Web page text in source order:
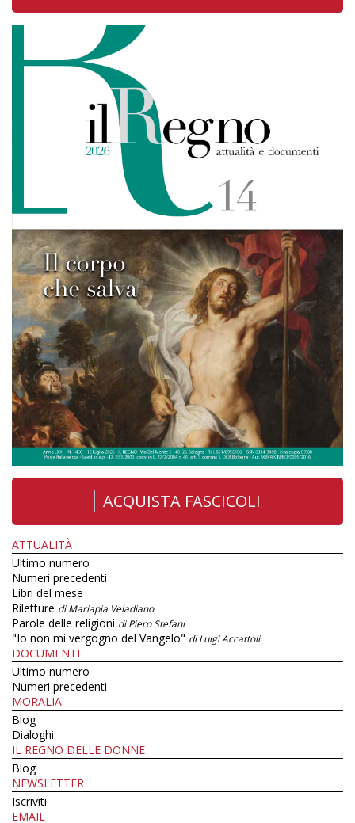
ACQUISTA FASCICOLI
ATTUALITÀ
Ultimo numero
Numeri precedenti
Libri del mese
Riletture di Mariapia Veladiano
Parole delle religioni di Piero Stefani
"Io non mi vergogno del Vangelo" di Luigi Accattoli
DOCUMENTI
Ultimo numero
Numeri precedenti
MORALIA
Blog
Dialoghi
IL REGNO DELLE DONNE
Blog
NEWSLETTER
Iscriviti
EMAIL